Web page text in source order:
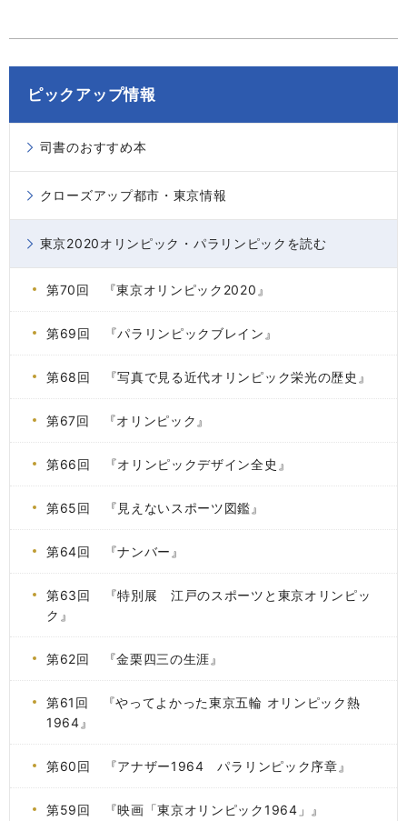
ピックアップ情報
司書のおすすめ本
クローズアップ都市・東京情報
東京2020オリンピック・パラリンピックを読む
第70回 『東京オリンピック2020』
第69回 『パラリンピックブレイン』
第68回 『写真で見る近代オリンピック栄光の歴史』
第67回 『オリンピック』
第66回 『オリンピックデザイン全史』
第65回 『見えないスポーツ図鑑』
第64回 『ナンバー』
第63回 『特別展 江戸のスポーツと東京オリンピッ
ク』
第62回 『金栗四三の生涯』
第61回 『やってよかった東京五輪 オリンピック熱
1964』
第60回 『アナザー1964 パラリンピック序章』
第59回 『映画「東京オリンピック1964」』